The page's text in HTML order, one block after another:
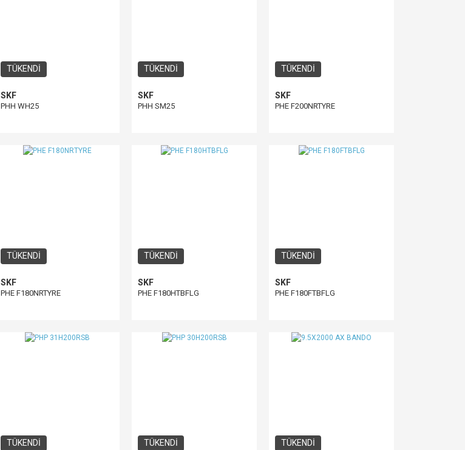
TÜKENDİ
SKF
PHH WH25
TÜKENDİ
SKF
PHH SM25
TÜKENDİ
SKF
PHE F200NRTYRE
TÜKENDİ
SKF
PHE F180NRTYRE
TÜKENDİ
SKF
PHE F180HTBFLG
TÜKENDİ
SKF
PHE F180FTBFLG
TÜKENDİ TÜKENDİ TÜKENDİ